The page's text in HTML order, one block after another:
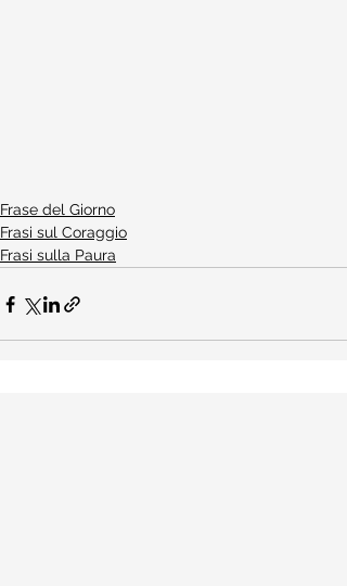
Frase del Giorno
Frasi sul Coraggio
Frasi sulla Paura